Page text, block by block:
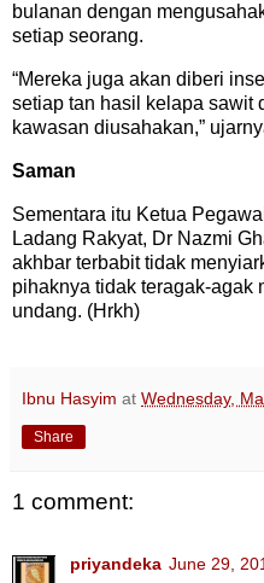
bulanan dengan
setiap seorang.
“Mereka juga akan diberi
setiap tan hasil kelapa sawit
kawasan diusahakan,”
Saman
Sementara itu Ketua
Ladang Rakyat, Dr Nazmi
akhbar terbabit tidak
pihaknya tidak teragak-agak
undang. (Hrkh)
Ibnu Hasyim at Wednesday,
Share
1 comment:
priyandeka June 29,